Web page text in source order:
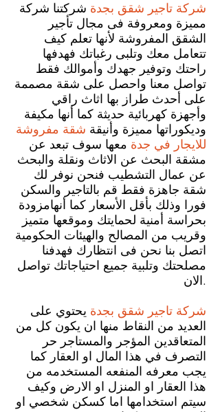
شركة تاجير شقق بجدة شركتنا شركة
مميزة ومعروفة فى مجال تأجير
الشقق المفروشة لأنها تعلم كيف
تتعامل معك وتلبى رغباتك فهدفها
راحتك وتوفير جهدك وأموالك فقط
تواصل معنا واحصل على شقة مصممة
على أحدث طراز بها اثاث راقي
وأجهزة كهربائية حديثة كما أنها مكيفة
وديكوراتها مميزة وأنيقة شقة مفروشة
للايجار في جدة معها سوف تبعد عن
مشقة البحث عن الاثاث ونقلة والبحث
عن عمال التشطيب فنحن نوفر لك
شقة جاهزة فقط قم بالتاجير والسكن
فورا وذلك بأقل الأسعار كما أنهامزودة
بحراسة أمنية لحمايتك وموقعها متميز
وقريب من المصالح والهيئات الحكومية
اتصل بنا نحن فى انتظارك فهدفنا
مصلحتك وتلبية جميع احتياجاتك تواصل
الان.
شركة تاجير شقق بجدة يحتوي على
العديد من النقاط منها ان يكون كل من
المتعاقدين المؤجر والمستاجر حر
التصرف في هذا المال او العقار كما
يجب معرفه المنفعه المستخدمه من
هذا العقار او المنزل او الارض وكيف
سيتم استخدامها اما كسكن شخصي او